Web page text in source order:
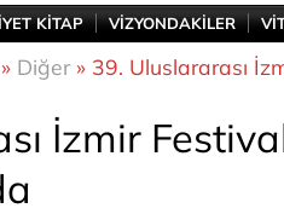
KİTAP VİZYONDAKİLER
Diğer» 39. Uluslararası
İzmir